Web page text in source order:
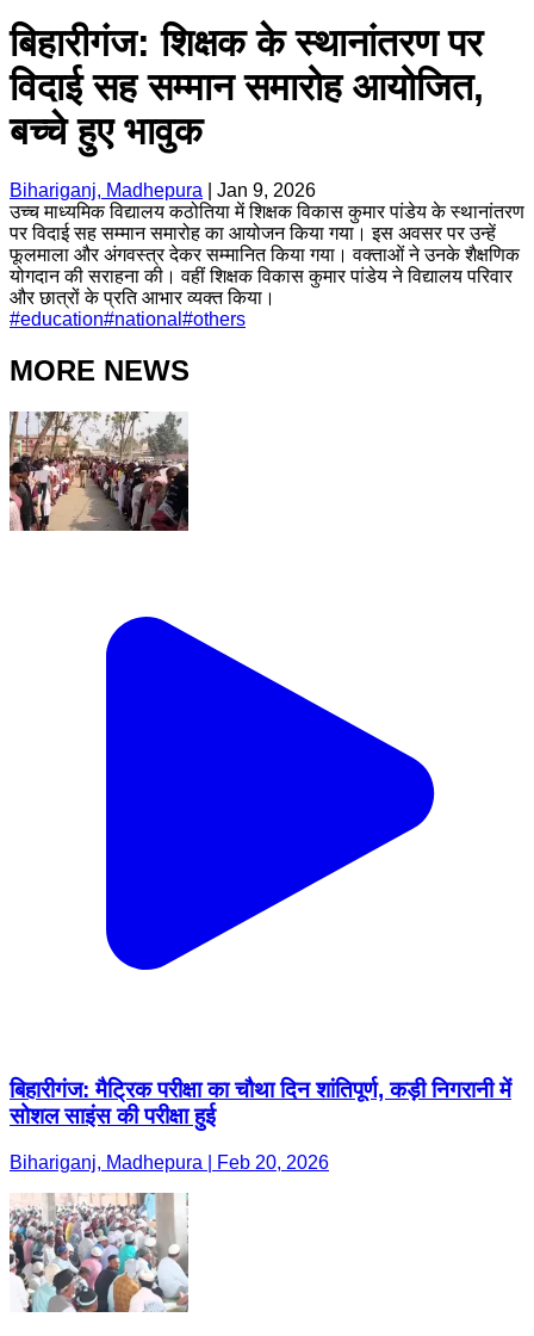
बिहारीगंज: शिक्षक के स्थानांतरण पर
विदाई सह सम्मान समारोह आयोजित,
बच्चे हुए भावुक
Bihariganj, Madhepura
Jan 9, 2026
उच्च माध्यमिक विद्यालय कठोतिया में शिक्षक विकास कुमार पांडेय के स्थानांतरण
पर विदाई सह सम्मान समारोह का आयोजन किया गया। इस अवसर पर उन्हें
फूलमाला और अंगवस्त्र देकर सम्मानित किया गया। वक्ताओं ने उनके शैक्षणिक
योगदान की सराहना की। वहीं शिक्षक विकास कुमार पांडेय ने विद्यालय परिवार
और छात्रों के प्रति आभार व्यक्त किया।
#education#national #others
MORE NEWS
बिहारीगंज: मैट्रिक परीक्षा का चौथा दिन शांतिपूर्ण, कड़ी निगरानी में
सोशल साइंस की परीक्षा हुई
Bihariganj, Madhepura | Feb 20, 2026